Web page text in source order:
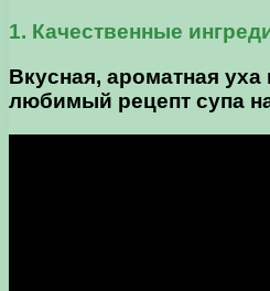
1. Качественные
Вкусная, ароматная
любимый рецепт супа